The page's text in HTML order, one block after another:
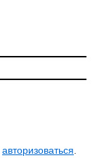
авторизоваться.